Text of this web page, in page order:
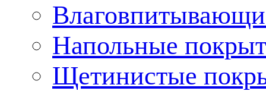
Напольные
Щетинистые